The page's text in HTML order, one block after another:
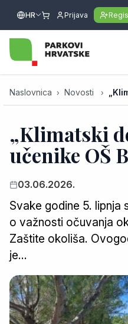
HR Prijava
Naslovnica Novosti
„Klimatski
učenike OŠ
03.06.2026.
Svake godine 5. lipnja
o važnosti očuvanja
Zaštite okoliša.
je…